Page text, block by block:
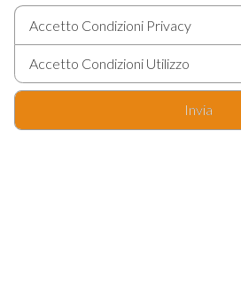
Accetto Condizioni Privacy
Accetto Condizioni Utilizzo
Invia